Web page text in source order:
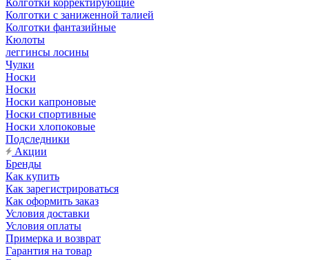
Колготки корректирующие
Колготки с заниженной талией
Колготки фантазийные
Кюлоты
леггинсы лосины
Чулки
Носки
Носки
Носки капроновые
Носки спортивные
Носки хлопоковые
Подследники
Акции
Бренды
Как купить
Как зарегистрироваться
Как оформить заказ
Условия доставки
Условия оплаты
Примерка и возврат
Гарантия на товар